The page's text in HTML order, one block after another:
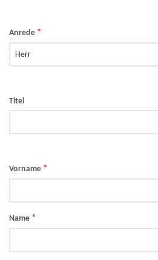
Anrede *
Titel
Vorname *
Name *